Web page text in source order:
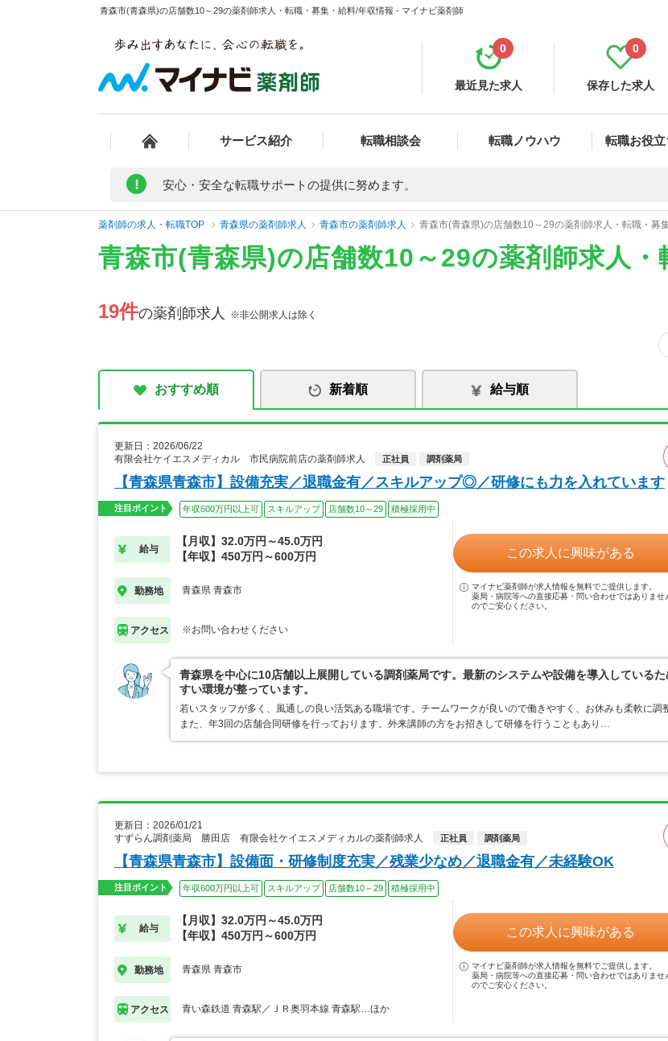
青森市(青森県)の店舗数10～29の薬剤師求人・転職・募集・給料/年収情報 - マイナビ薬剤師
最近見た求人
0
保存した求人
0
サービス紹介 転職相談会 転職ノウハウ 転職お役
! 安心・安全な転職サポートの提供に努めます。
薬剤師の求人・転職TOP 青森県の薬剤師求人 青森市の薬剤師求人 青森市(青森県)の店舗数10～29の薬剤師求人・転職・募
青森市(青森県)の店舗数10～29の薬剤師求人・
19件の薬剤師求人 ※非公開求人は除く
おすすめ順 新着順 給与順
更新日：2026/06/22
有限会社ケイエスメディカル 市民病院前店の薬剤師求人
正社員 調剤薬局
【青森県青森市】設備充実／退職金有／スキルアップ◎／研修にも力を入れています
注目ポイント 年収600万円以上可 スキルアップ 店舗数10～29 積極採用中
給与
【月収】32.0万円～45.0万円
【年収】450万円～600万円
勤務地 青森県 青森市
アクセス ※お問い合わせください
この求人に興味がある
マイナビ薬剤師が求人情報を無料でご提供します。
薬局・病院等への直接応募・問い合わせではありませ
のでご安心ください。
青森県を中心に10店舗以上展開している調剤薬局です。最新のシステムや設備を導入している
すい環境が整っています。
若いスタッフが多く、風通しの良い活気ある職場です。チームワークが良いので働きやすく、お休みも柔軟に調
また、年3回の店舗合同研修を行っております。外来講師の方をお招きして研修を行うこともあり…
更新日：2026/01/21
すずらん調剤薬局 勝田店 有限会社ケイエスメディカルの薬剤師求人
正社員 調剤薬局
【青森県青森市】設備面・研修制度充実／残業少なめ／退職金有／未経験OK
注目ポイント 年収600万円以上可 スキルアップ 店舗数10～29 積極採用中
給与
【月収】32.0万円～45.0万円
【年収】450万円～600万円
勤務地 青森県 青森市
アクセス 青い森鉄道 青森駅／ＪＲ奥羽本線 青森駅…ほか
この求人に興味がある
マイナビ薬剤師が求人情報を無料でご提供します。
薬局・病院等への直接応募・問い合わせではありませ
のでご安心ください。